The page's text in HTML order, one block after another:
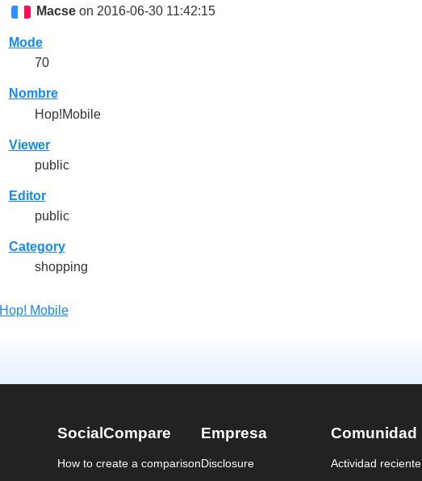
Macseon 2016-06-30 11:42:15
Mode
70
Nombre
Hop!Mobile
Viewer
public
Editor
public
Category
shopping
Hop! Mobile
SocialCompare
How to create a comparison
Empresa
Disclosure
Comunidad
Actividad reciente